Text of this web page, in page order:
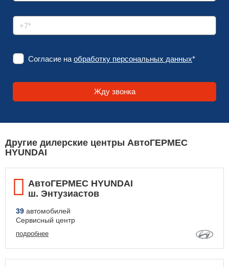
Согласие на обработку персональных данных*
Другие дилерские центры АвтоГЕРМЕС
HYUNDAI
АвтоГЕРМЕС HYUNDAI
ш. Энтузиастов
39 автомобилей
Сервисный центр
подробнее